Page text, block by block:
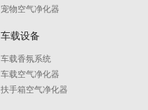
宠物空气净化器
车载设备
车载香氛系统
车载空气净化器
扶手箱空气净化器